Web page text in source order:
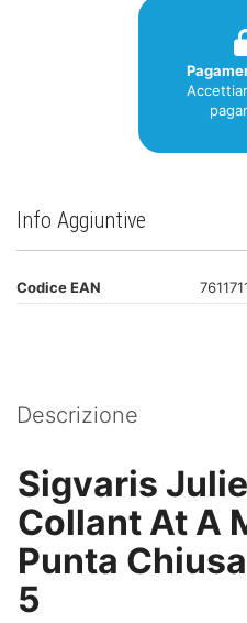
Info Aggiuntive
Codice EAN
Descrizione
Sigvaris
Collant At A
Punta
5